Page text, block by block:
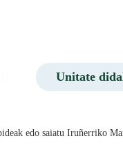
Unitate
edo saiatu Iruñerriko